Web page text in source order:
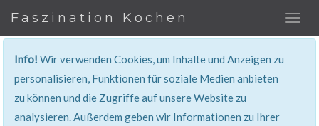
Faszination Kochen
Info!Wir verwenden Cookies, um Inhalte und Anzeigen zu
personalisieren, Funktionen für soziale Medien anbieten
zu können und die Zugriffe auf unsere Website zu
analysieren. Außerdem geben wir Informationen zu Ihrer
401, Nicht Erlaubt